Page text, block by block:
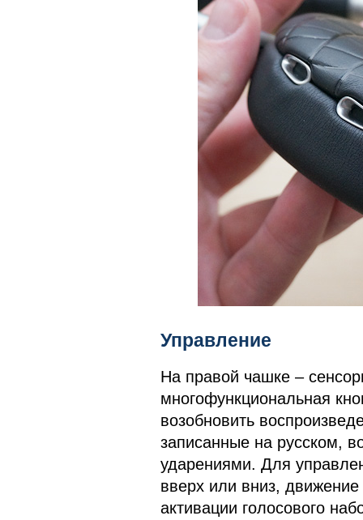
Управление
На правой чашке –
многофункциональная
возобновить
записанные на русском,
ударениями. Для
вверх или вниз,
активации голосового